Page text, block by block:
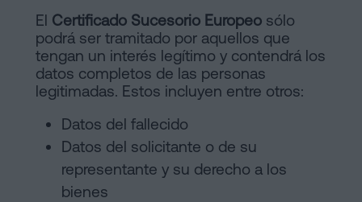
El Certificado Sucesorio Europeo sólo
podrá ser tramitado por aquellos que
tengan un interés legítimo y contendrá los
datos completos de las personas
legitimadas. Estos incluyen entre otros:
Datos del fallecido
Datos del solicitante o de su
representante y su derecho a los
bienes